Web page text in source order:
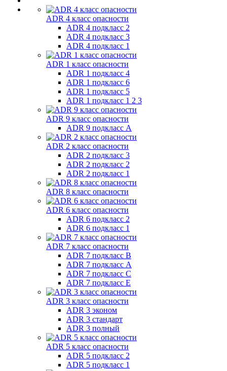
ADR 4 класс опасности
ADR 4 подкласс 2
ADR 4 подкласс 3
ADR 4 подкласс 1
ADR 1 класс опасности
ADR 1 подкласс 4
ADR 1 подкласс 6
ADR 1 подкласс 5
ADR 1 подкласс 1 2 3
ADR 9 класс опасности
ADR 9 подкласс A
ADR 2 класс опасности
ADR 2 подкласс 3
ADR 2 подкласс 2
ADR 2 подкласс 1
ADR 8 класс опасности
ADR 6 класс опасности
ADR 6 подкласс 2
ADR 6 подкласс 1
ADR 7 класс опасности
ADR 7 подкласс B
ADR 7 подкласс A
ADR 7 подкласс C
ADR 7 подкласс E
ADR 3 класс опасности
ADR 3 эконом
ADR 3 стандарт
ADR 3 полный
ADR 5 класс опасности
ADR 5 подкласс 2
ADR 5 подкласс 1